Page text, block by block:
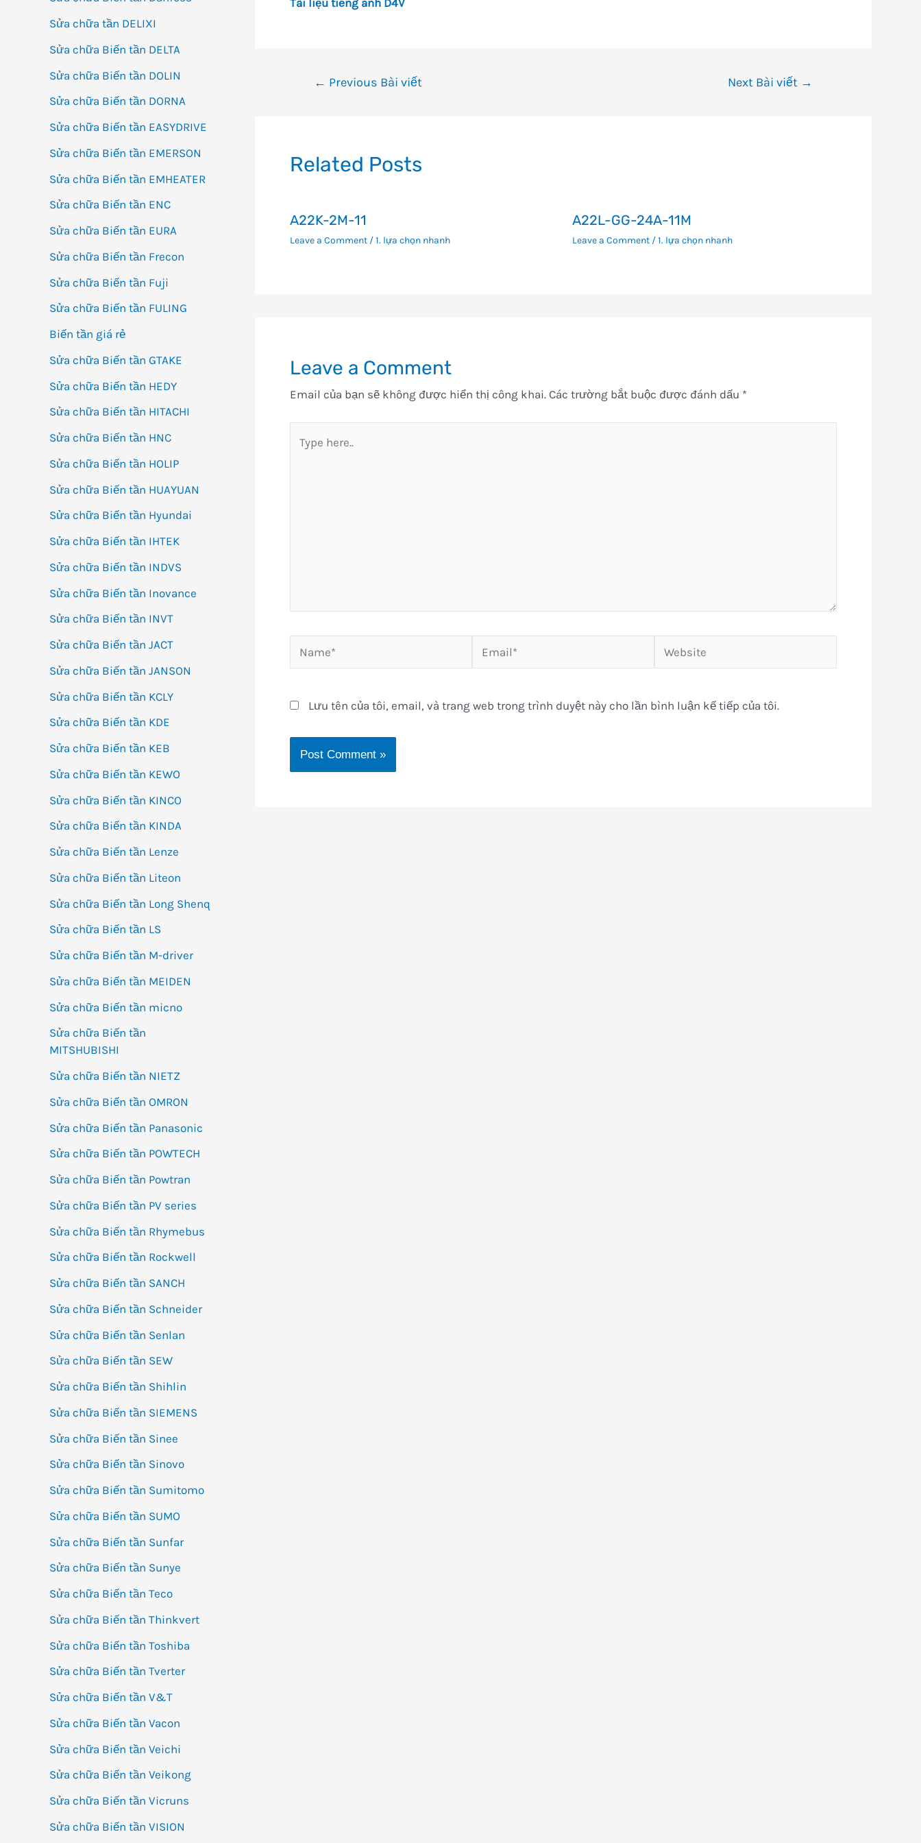
Sửa chữa tần DELIXI
Sửa chữa Biến tần DELTA
Sửa chữa Biến tần DOLIN
Sửa chữa Biến tần DORNA
Sửa chữa Biến tần EASYDRIVE
Sửa chữa Biến tần EMERSON
Sửa chữa Biến tần EMHEATER
Sửa chữa Biến tần ENC
Sửa chữa Biến tần EURA
Sửa chữa Biến tần Frecon
Sửa chữa Biến tần Fuji
Sửa chữa Biến tần FULING
Biến tần giá rẻ
Sửa chữa Biến tần GTAKE
Sửa chữa Biến tần HEDY
Sửa chữa Biến tần HITACHI
Sửa chữa Biến tần HNC
Sửa chữa Biến tần HOLIP
Sửa chữa Biến tần HUAYUAN
Sửa chữa Biến tần Hyundai
Sửa chữa Biến tần IHTEK
Sửa chữa Biến tần INDVS
Sửa chữa Biến tần Inovance
Sửa chữa Biến tần INVT
Sửa chữa Biến tần JACT
Sửa chữa Biến tần JANSON
Sửa chữa Biến tần KCLY
Sửa chữa Biến tần KDE
Sửa chữa Biến tần KEB
Sửa chữa Biến tần KEWO
Sửa chữa Biến tần KINCO
Sửa chữa Biến tần KINDA
Sửa chữa Biến tần Lenze
Sửa chữa Biến tần Liteon
Sửa chữa Biến tần Long Shenq
Sửa chữa Biến tần LS
Sửa chữa Biến tần M-driver
Sửa chữa Biến tần MEIDEN
Sửa chữa Biến tần micno
Sửa chữa Biến tần
MITSHUBISHI
Sửa chữa Biến tần NIETZ
Sửa chữa Biến tần OMRON
Sửa chữa Biến tần Panasonic
Sửa chữa Biến tần POWTECH
Sửa chữa Biến tần Powtran
Sửa chữa Biến tần PV series
Sửa chữa Biến tần Rhymebus
Sửa chữa Biến tần Rockwell
Sửa chữa Biến tần SANCH
Sửa chữa Biến tần Schneider
Sửa chữa Biến tần Senlan
Sửa chữa Biến tần SEW
Sửa chữa Biến tần Shihlin
Sửa chữa Biến tần SIEMENS
Sửa chữa Biến tần Sinee
Sửa chữa Biến tần Sinovo
Sửa chữa Biến tần Sumitomo
Sửa chữa Biến tần SUMO
Sửa chữa Biến tần Sunfar
Sửa chữa Biến tần Sunye
Sửa chữa Biến tần Teco
Sửa chữa Biến tần Thinkvert
Sửa chữa Biến tần Toshiba
Sửa chữa Biến tần Tverter
Sửa chữa Biến tần V&T
Sửa chữa Biến tần Vacon
Sửa chữa Biến tần Veichi
Sửa chữa Biến tần Veikong
Sửa chữa Biến tần Vicruns
Sửa chữa Biến tần VISION
Điều← Previous Bài viết Next Bài viết →
Related Posts
A22K-2M-11
Leave a Comment /1. lựa chọn nhanh
A22L-GG-24A-11M
Leave a Comment /1. lựa chọn nhanh
Leave a Comment
Email của bạn sẽ không được hiển thị công khai. Các trường bắt buộc được đánh dấu *
here..
Name* Email* Website
Lưu tên của tôi, email, và trang web trong trình duyệt này cho lần bình luận kế tiếp của tôi.